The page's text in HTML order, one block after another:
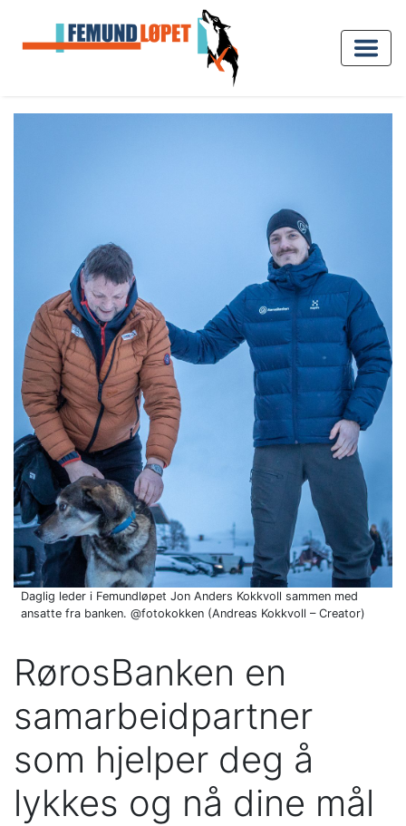
Daglig leder i Femundløpet Jon Anders Kokkvoll sammen med
ansatte fra banken. @fotokokken (Andreas Kokkvoll – Creator)
RørosBanken en
samarbeidpartner
som hjelper deg å
lykkes og nå dine mål